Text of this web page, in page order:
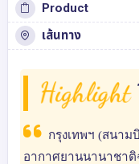
Product
เส้นทาง
Highlight
กรุงเทพฯ (สนา
อากาศยานนานาชาติ